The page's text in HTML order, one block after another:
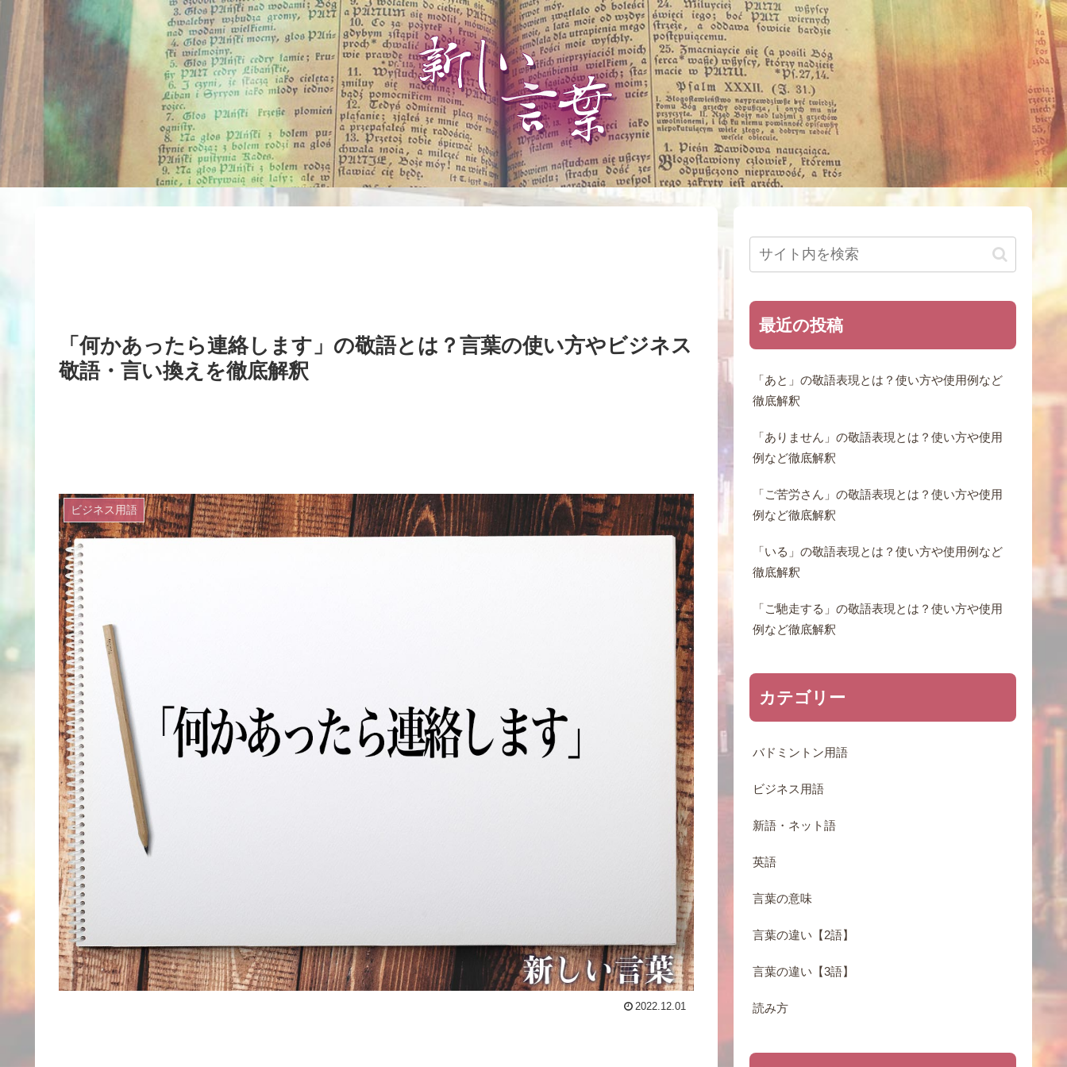
「何かあったら連絡します」の敬語とは？言葉の使い方やビジネス
敬語・言い換えを徹底解釈
ビジネス用語
2022.12.01
最近の投稿
「あと」の敬語表現とは？使い方や使用例など
徹底解釈
「ありません」の敬語表現とは？使い方や使用
例など徹底解釈
「ご苦労さん」の敬語表現とは？使い方や使用
例など徹底解釈
「いる」の敬語表現とは？使い方や使用例など
徹底解釈
「ご馳走する」の敬語表現とは？使い方や使用
例など徹底解釈
カテゴリー
バドミントン用語
ビジネス用語
新語・ネット語
英語
言葉の意味
言葉の違い【2語】
言葉の違い【3語】
読み方